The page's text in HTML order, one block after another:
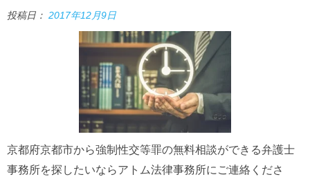
投稿日： 2017年12月9日
京都府京都市から強制性交等罪の無料相談ができる弁護士
事務所を探したいならアトム法律事務所にご連絡くださ